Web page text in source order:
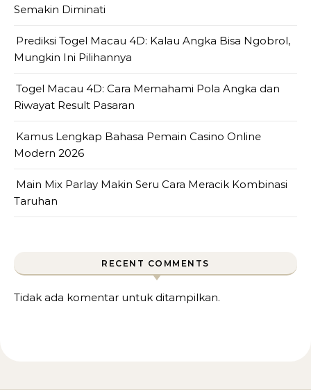
Semakin Diminati
Prediksi Togel Macau 4D: Kalau Angka Bisa Ngobrol,
Mungkin Ini Pilihannya
Togel Macau 4D: Cara Memahami Pola Angka dan
Riwayat Result Pasaran
Kamus Lengkap Bahasa Pemain Casino Online
Modern 2026
Main Mix Parlay Makin Seru Cara Meracik Kombinasi
Taruhan
RECENT COMMENTS
Tidak ada komentar untuk ditampilkan.